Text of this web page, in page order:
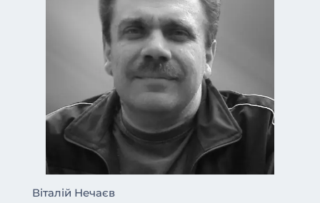
Віталій Нечаєв